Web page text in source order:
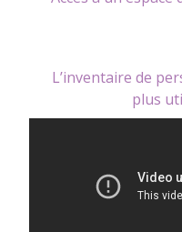
L’inventaire de
plus